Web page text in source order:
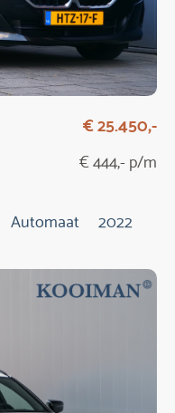
€ 25.450,-
€ 444,- p/m
Automaat 2022